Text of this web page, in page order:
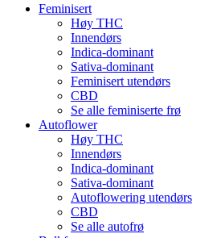
Feminisert
Høy THC
Innendørs
Indica-dominant
Sativa-dominant
Feminisert utendørs
CBD
Se alle feminiserte frø
Autoflower
Høy THC
Innendørs
Indica-dominant
Sativa-dominant
Autoflowering utendørs
CBD
Se alle autofrø